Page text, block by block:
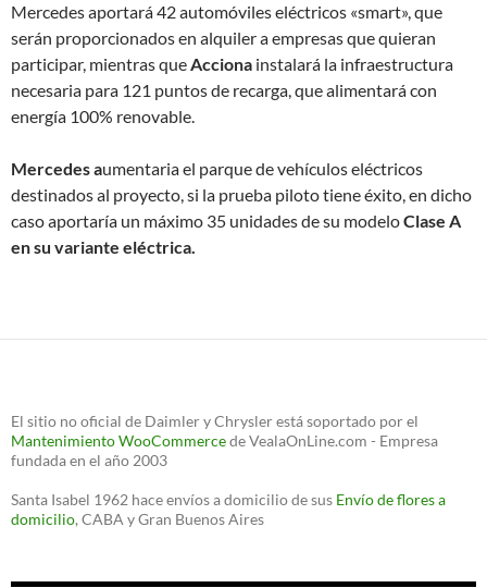
Mercedes aportará 42 automóviles eléctricos «smart», que
serán proporcionados en alquiler a empresas que quieran
participar, mientras queAcciona instalará la infraestructura
necesaria para 121 puntos de recarga, que alimentará con
energía 100% renovable.
Mercedes aumentaria el parque de vehículos eléctricos
destinados al proyecto, si la prueba piloto tiene éxito, en dicho
caso aportaría un máximo 35 unidades de su modeloClase A
en su variante eléctrica.
El sitio no oficial de Daimler y Chrysler está soportado por el
Mantenimiento WooCommercede VealaOnLine.com - Empresa
fundada en el año 2003
Santa Isabel 1962 hace envíos a domicilio de sus Envío de flores a
domicilio, CABA y Gran Buenos Aires